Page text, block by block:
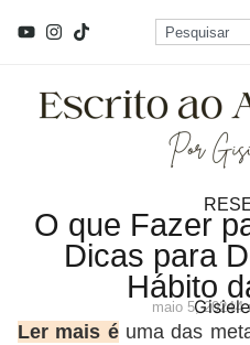
O que Fazer
Dicas para
Hábito
maio 5, 20244
Ler mais éuma das